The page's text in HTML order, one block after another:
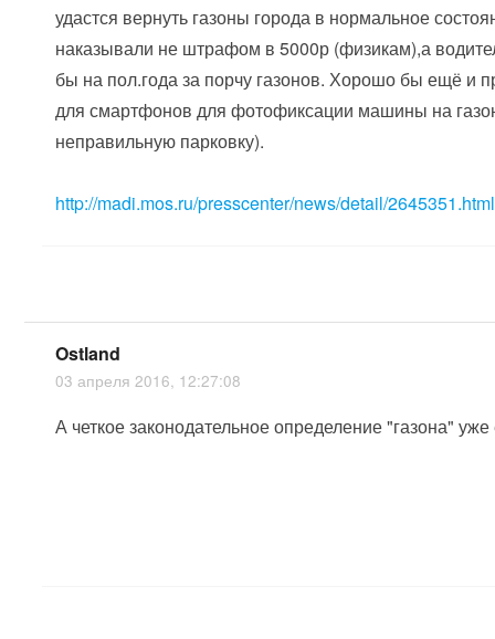
удастся вернуть газоны города в нормальное
наказывали не штрафом в 5000р (физикам),а
бы на пол.года за порчу газонов. Хорошо бы ещё и
для смартфонов для фотофиксации машины на
неправильную парковку).
http://madi.mos.ru/presscenter/news/detail/2645351.html
Ostland
03 апреля 2016, 12:27:08
А четкое законодательное определение "газона" уже